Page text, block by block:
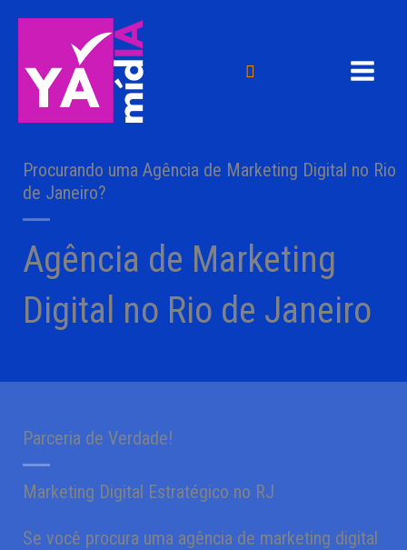
conteúdo
Pesquisar
Procurando uma Agência de Marketing Digital no Rio
de Janeiro?
Agência de Marketing
Digital no Rio de Janeiro
Parceria de Verdade!
Marketing Digital Estratégico no RJ
Se você procura uma agência de marketing digital